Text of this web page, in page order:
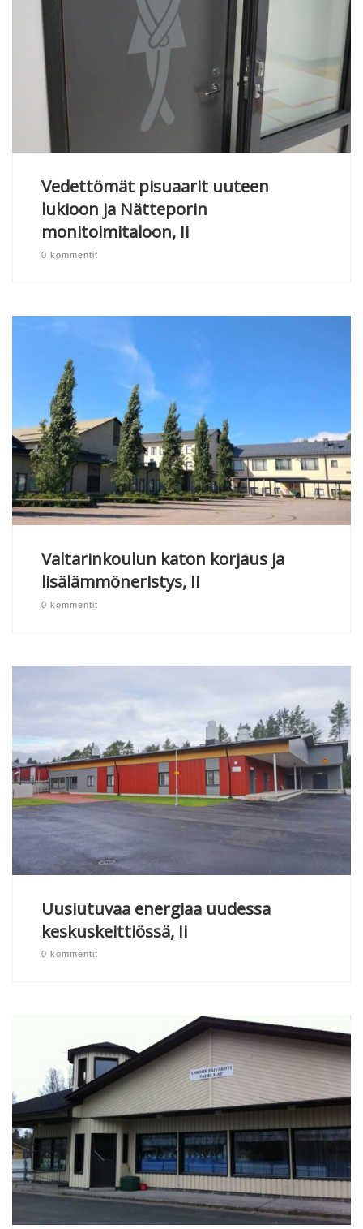
Vedettömät pisuaarit uuteen
lukioon ja Nätteporin
monitoimitaloon, Ii
0 kommentit
Valtarinkoulun katon korjaus ja
lisälämmöneristys, Ii
0 kommentit
Uusiutuvaa energiaa uudessa
keskuskeittiössä, Ii
0 kommentit